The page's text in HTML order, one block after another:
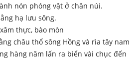
nón phóng vật ở chân núi.
hạ lưu sông.
thực, bào mòn
châu thổ sông Hồng và rìa tây nam
hàng năm lấn ra biển vài chục đến